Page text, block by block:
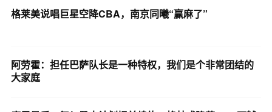
格莱美说唱巨星空降CBA，南京同曦“赢麻了”
阿劳霍：担任巴萨队长是一种特权，我们是个非常团结的
大家庭